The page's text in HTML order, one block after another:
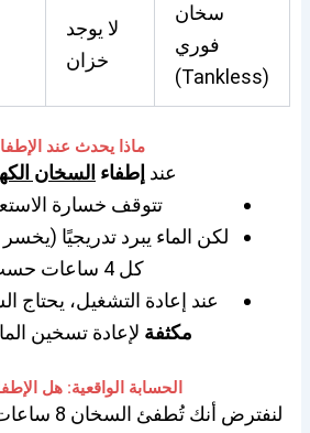
سخان
فوري
(Tankless)
لا يوجد
خزان
ماذا يحدث عند
عند إطفاء السخان
تتوقف خسارة
كل 4 ساعات حسب العزل).
عند إعادة التشغيل،
مكثفة لإعادة تسخين
الحسابة الواقعية: هل
لنفترض أنك تُطفئ السخان 8 ساعات يوميًا (أثناء العمل):